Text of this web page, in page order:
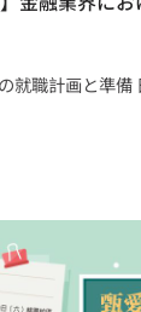
就職計画と準